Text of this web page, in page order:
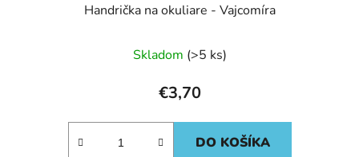
Handrička na okuliare - Vajcomíra
Skladom (>5 ks)
€3,70
DO KOŠÍKA